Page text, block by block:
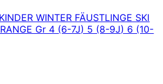
WINTER FÄUSTLINGE SKI
Gr 4 (6-7J) 5 (8-9J) 6 (10-